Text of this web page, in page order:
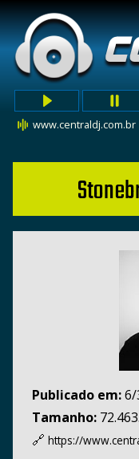
www.centraldj.com.br
Publicado em:6/
Tamanho:
🔗 https://